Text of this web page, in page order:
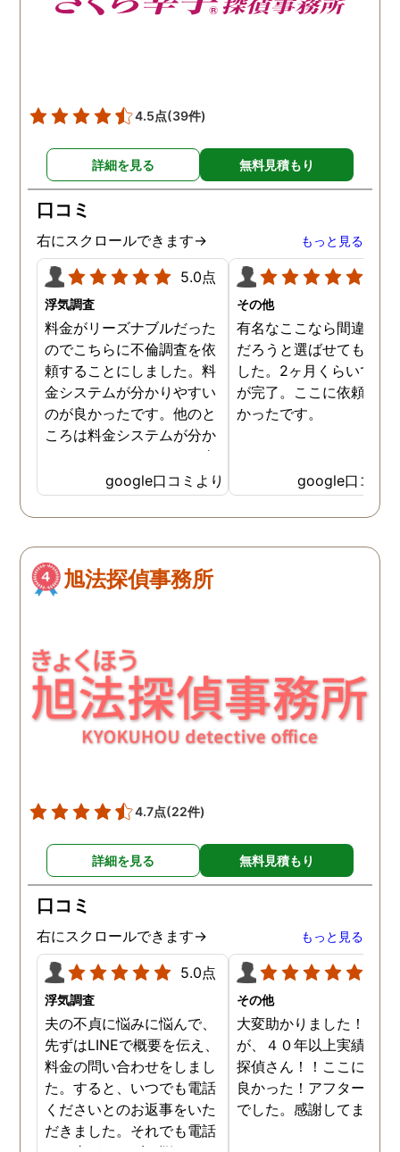
4.5点(39件)
詳細を見る 無料見積もり
口コミ
右にスクロールできます→ もっと見る
5.0点
浮気調査
料金がリーズナブルだった
のでこちらに不倫調査を依
頼することにしました。料
金システムが分かりやすい
のが良かったです。他のと
ころは料金システムが分か
りづらくて、どれだけお金
がかかるか分からず不安だ
ったので、こちらで安心し
ました。 ありがとうござい
google口コミより
その他
有名なここなら間違いな
だろうと選ばせてもらい
した。2ヶ月くらいで調
が完了。ここに依頼して
かったです。
google口コミ
旭法探偵事務所
4.7点(22件)
詳細を見る 無料見積もり
口コミ
右にスクロールできます→ もっと見る
5.0点
浮気調査
夫の不貞に悩みに悩んで、
先ずはLINEで概要を伝え、
料金の問い合わせをしまし
た。すると、いつでも電話
くださいとのお返事をいた
だきました。それでも電話
その他
大変助かりました！！さ
が、４０年以上実績のあ
探偵さん！！ここに頼ん
良かった！アフターも完
でした。感謝してます。